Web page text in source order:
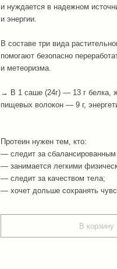
В корзину
и нуждается в надежном
и энергии.
В составе три вида
помогают безопасно
и метеоризма.
→ В 1 саше (24г) — 13 г белка,
пищевых волокон — 9 г,
Протеин нужен тем, кто:
— следит за сбалансированным
— занимается легкими
— следит за качеством тела;
— хочет дольше сохранять